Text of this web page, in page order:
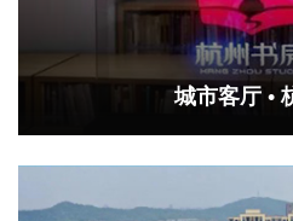
城市客厅 •